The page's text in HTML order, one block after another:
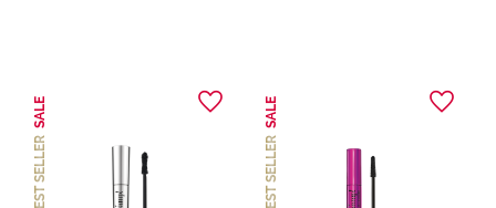
BEST SELLER
SALE
BEST SELLER
SALE